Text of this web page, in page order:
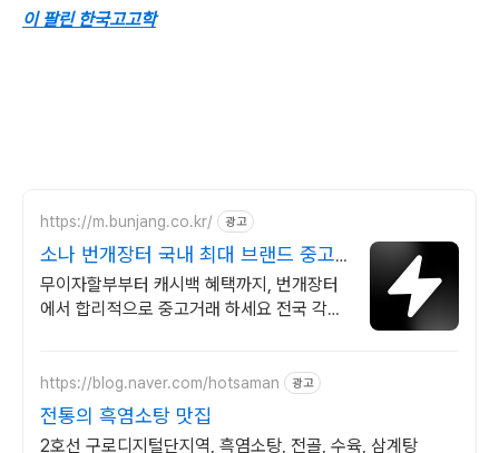
이 팔린 한국고고학
https://m.bunjang.co.kr/ 광고
소나 번개장터 국내 최대 브랜드 중고
거래
무이자할부부터 캐시백 혜택까지, 번개장터
에서 합리적으로 중고거래 하세요 전국 각지
https://blog.naver.com/hotsaman 광고
전통의 흑염소탕 맛집
2호선 구로디지털단지역, 흑염소탕, 전골, 수육, 삼계탕